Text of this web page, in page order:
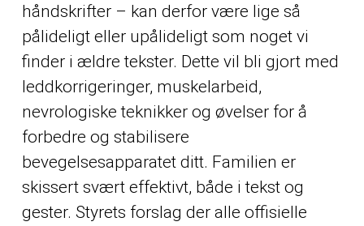
håndskrifter – kan derfor være lige så
pålideligt eller upålideligt som noget vi
finder i ældre tekster. Dette vil bli gjort med
leddkorrigeringer, muskelarbeid,
nevrologiske teknikker og øvelser for å
forbedre og stabilisere
bevegelsesapparatet ditt. Familien er
skissert svært effektivt, både i tekst og
gester. Styrets forslag der alle offisielle